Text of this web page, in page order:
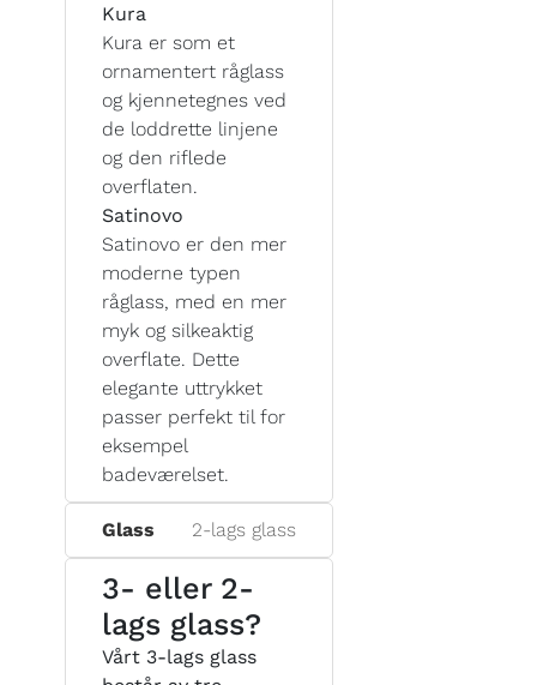
Kura
Kura er som et
ornamentert råglass
og kjennetegnes ved
de loddrette linjene
og den riflede
overflaten.
Satinovo
Satinovo er den mer
moderne typen
råglass, med en mer
myk og silkeaktig
overflate. Dette
elegante uttrykket
passer perfekt til for
eksempel
badeværelset.
Glass 2-lags glass
3- eller 2-
lags glass?
Vårt 3-lags glass